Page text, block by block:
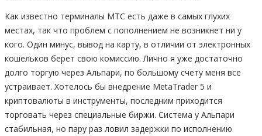
Как известно терминалы МТС есть даже в самых глухих
местах, так что проблем с пополнением не возникнет ни у
кого. Один минус, вывод на карту, в отличии от электронных
кошельков берет свою комиссию. Лично я уже достаточно
долго торгую через Альпари, по большому счету меня все
устраивает. Хотелось бы внедрение MetaTrader 5 и
криптовалюты в инструменты, последним приходится
торговать через специальные биржи. Система у Альпари
стабильная, но пару раз ловил задержки по исполнению